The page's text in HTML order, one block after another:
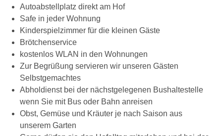
Autoabstellplatz direkt am Hof
Safe in jeder Wohnung
Kinderspielzimmer für die kleinen Gäste
Brötchenservice
kostenlos WLAN in den Wohnungen
Zur Begrüßung servieren wir unseren Gästen
Selbstgemachtes
Abholdienst bei der nächstgelegenen Bushaltestelle
wenn Sie mit Bus oder Bahn anreisen
Obst, Gemüse und Kräuter je nach Saison aus
unserem Garten